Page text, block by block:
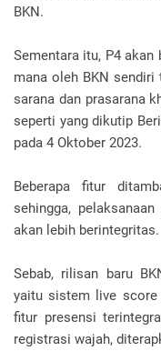
BKN.
Sementara itu, P4 akan
mana oleh BKN
sarana dan prasarana
seperti yang dikutip
pada 4 Oktober 2023.
Beberapa fitur
sehingga,
akan lebih berintegritas.
Sebab, rilisan baru
yaitu sistem live score
fitur presensi
registrasi wajah,